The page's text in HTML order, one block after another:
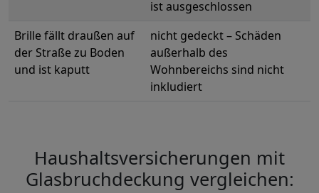
ist ausgeschlossen
Brille fällt draußen auf
der Straße zu Boden
und ist kaputt
nicht gedeckt – Schäden
außerhalb des
Wohnbereichs sind nicht
inkludiert
Haushaltsversicherungen mit
Glasbruchdeckung vergleichen: